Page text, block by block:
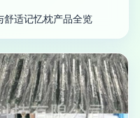
舒适记忆枕产品全览